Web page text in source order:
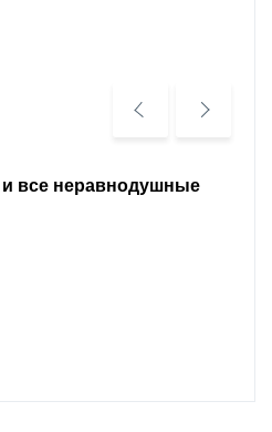
все неравнодушные